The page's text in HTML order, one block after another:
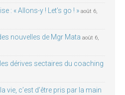
: « Allons-y ! Let’s go ! » août 6,
nouvelles de Mgr Mata août 6,
dérives sectaires du coaching
vie, c’est d’être pris par la main